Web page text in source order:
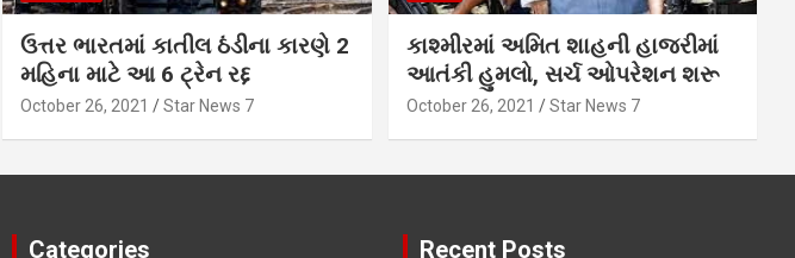
ઉત્તર ભારતમાં કાતીલ ઠંડીના કારણે 2
મહિના માટે આ 6 ટ્રેન રદ્દ
October 26, 2021 Star News 7
કાશ્મીરમાં અમિત શાહની હાજરીમાં
આતંકી હુમલો, સર્ચ ઓપરેશન શરૂ
October 26, 2021 Star News 7
Categories Recent Posts